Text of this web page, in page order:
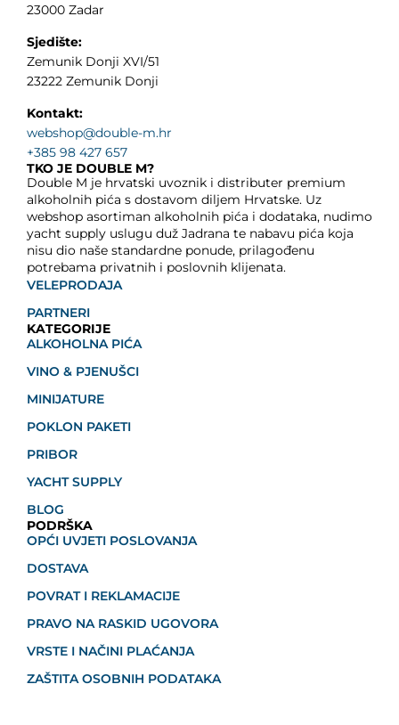
23000 Zadar
Sjedište:
Zemunik Donji XVI/51
23222 Zemunik Donji
Kontakt:
webshop@double-m.hr
+385 98 427 657
TKO JE DOUBLE M?
Double M je hrvatski uvoznik i distributer premium
alkoholnih pića s dostavom diljem Hrvatske. Uz
webshop asortiman alkoholnih pića i dodataka, nudimo
yacht supply uslugu duž Jadrana te nabavu pića koja
nisu dio naše standardne ponude, prilagođenu
potrebama privatnih i poslovnih klijenata.
VELEPRODAJA
PARTNERI
KATEGORIJE
ALKOHOLNA PIĆA
VINO & PJENUŠCI
MINIJATURE
POKLON PAKETI
PRIBOR
YACHT SUPPLY
BLOG
PODRŠKA
OPĆI UVJETI POSLOVANJA
DOSTAVA
POVRAT I REKLAMACIJE
PRAVO NA RASKID UGOVORA
VRSTE I NAČINI PLAĆANJA
ZAŠTITA OSOBNIH PODATAKA